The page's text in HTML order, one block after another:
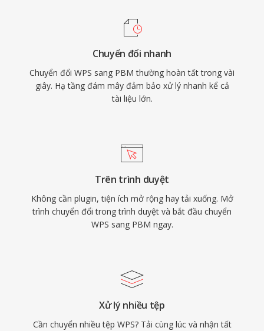
Chuyển đổi nhanh
Chuyển đổi WPS sang PBM thường hoàn tất trong vài
giây. Hạ tầng đám mây đảm bảo xử lý nhanh kể cả
tài liệu lớn.
Trên trình duyệt
Không cần plugin, tiện ích mở rộng hay tải xuống. Mở
trình chuyển đổi trong trình duyệt và bắt đầu chuyển
WPS sang PBM ngay.
Xử lý nhiều tệp
Cần chuyển nhiều tệp WPS? Tải cùng lúc và nhận tất